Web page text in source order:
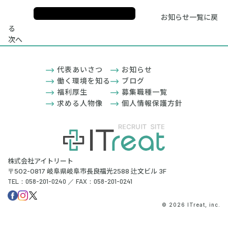
お知らせ一覧に戻
る
次へ
株式会社アイトリート
〒502-0817 岐阜県岐阜市長良福光2588 辻文ビル 3F
TEL：058-201-0240 ／ FAX：058-201-0241
代表あいさつ
働く環境を知る
福利厚生
求める人物像
お知らせ
ブログ
募集職種一覧
個人情報保護方針
© 2026 ITreat, inc.